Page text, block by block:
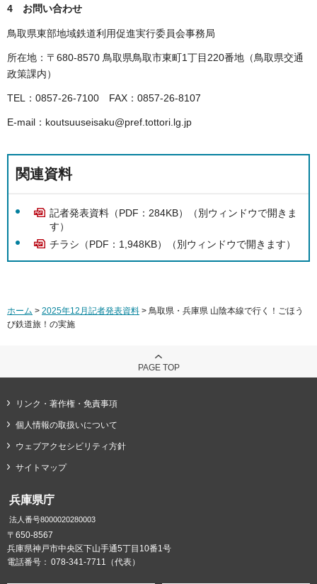
4 お問い合わせ
鳥取県東部地域鉄道利用促進実行委員会事務局
所在地：〒680-8570 鳥取県鳥取市東町1丁目220番地（鳥取県交通
政策課内）
TEL：0857-26-7100 FAX：0857-26-8107
E-mail：koutsuuseisaku@pref.tottori.lg.jp
関連資料
記者発表資料（PDF：284KB）（別ウィンドウで開きま
す）
チラシ（PDF：1,948KB）（別ウィンドウで開きます）
ホーム > 2025年12月記者発表資料 > 鳥取県・兵庫県 山陰本線で行く！ごほう
び鉄道旅！の実施
PAGE TOP
リンク・著作権・免責事項
個人情報の取扱いについて
ウェブアクセシビリティ方針
サイトマップ
兵庫県庁
法人番号8000020280003
〒650-8567
兵庫県神戸市中央区下山手通5丁目10番1号
電話番号： 078-341-7711（代表）